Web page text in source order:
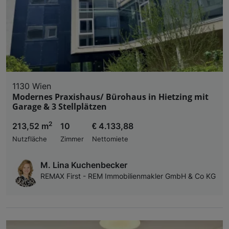
1130 Wien
Modernes Praxishaus/ Bürohaus in Hietzing mit
Garage & 3 Stellplätzen
213,52 m2
Nutzfläche
10
Zimmer
€ 4.133,88
Nettomiete
M. Lina Kuchenbecker
REMAX First - REM Immobilienmakler GmbH & Co KG